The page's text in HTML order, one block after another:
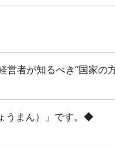
者が知るべき“国家の
うまん）」です。◆